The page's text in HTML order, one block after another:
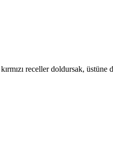
receller doldursak,